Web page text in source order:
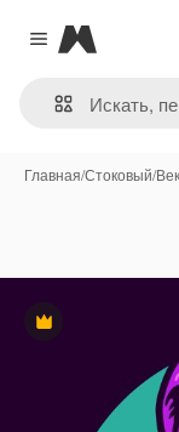
Close menu
Magnific
Главная/Стоковый/
Премиум